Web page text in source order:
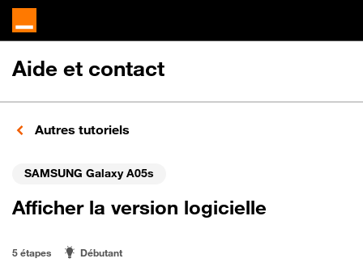
Aide et contact
Autres tutoriels
SAMSUNG Galaxy A05s
Afficher la version logicielle
5 étapes Débutant